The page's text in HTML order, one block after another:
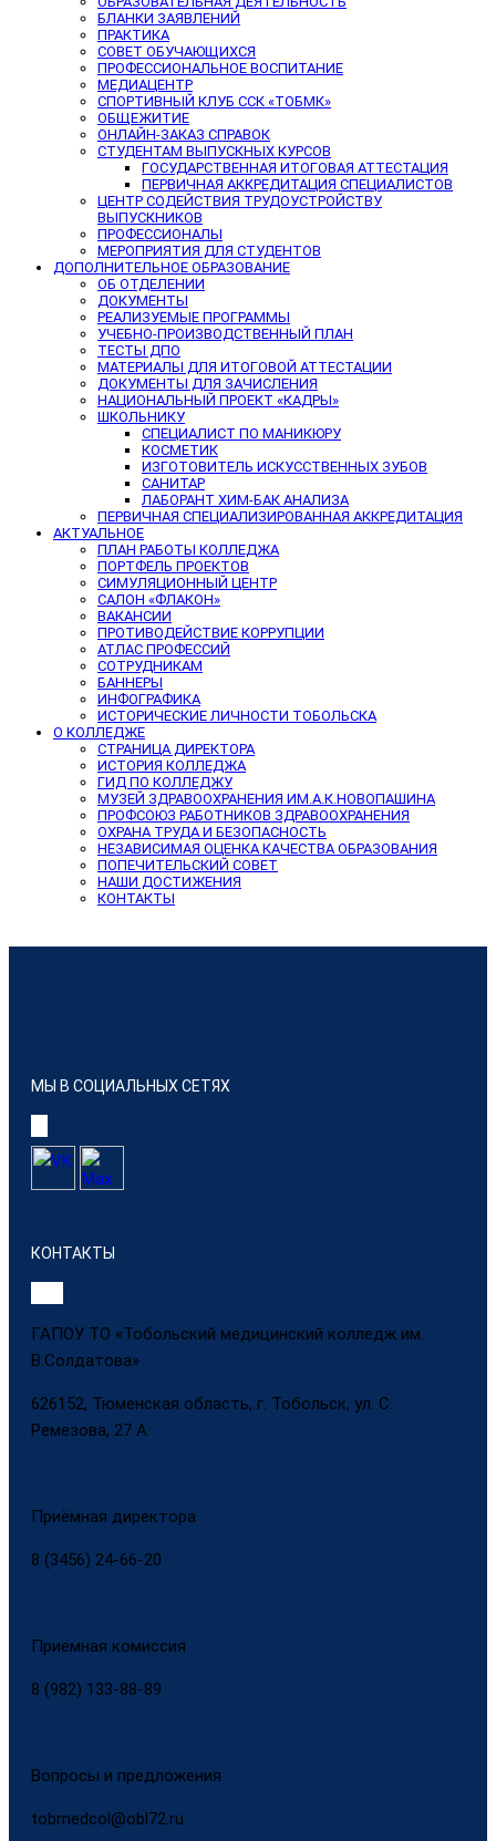
БЛАНКИ ЗАЯВЛЕНИЙ
ПРАКТИКА
СОВЕТ ОБУЧАЮЩИХСЯ
ПРОФЕССИОНАЛЬНОЕ ВОСПИТАНИЕ
МЕДИАЦЕНТР
СПОРТИВНЫЙ КЛУБ ССК «ТОБМК»
ОБЩЕЖИТИЕ
ОНЛАЙН-ЗАКАЗ СПРАВОК
СТУДЕНТАМ ВЫПУСКНЫХ КУРСОВ
ГОСУДАРСТВЕННАЯ ИТОГОВАЯ АТТЕСТАЦИЯ
ПЕРВИЧНАЯ АККРЕДИТАЦИЯ СПЕЦИАЛИСТОВ
ЦЕНТР СОДЕЙСТВИЯ ТРУДОУСТРОЙСТВУ
ВЫПУСКНИКОВ
ПРОФЕССИОНАЛЫ
МЕРОПРИЯТИЯ ДЛЯ СТУДЕНТОВ
ДОПОЛНИТЕЛЬНОЕ ОБРАЗОВАНИЕ
ОБ ОТДЕЛЕНИИ
ДОКУМЕНТЫ
РЕАЛИЗУЕМЫЕ ПРОГРАММЫ
УЧЕБНО-ПРОИЗВОДСТВЕННЫЙ ПЛАН
ТЕСТЫ ДПО
МАТЕРИАЛЫ ДЛЯ ИТОГОВОЙ АТТЕСТАЦИИ
ДОКУМЕНТЫ ДЛЯ ЗАЧИСЛЕНИЯ
НАЦИОНАЛЬНЫЙ ПРОЕКТ «КАДРЫ»
ШКОЛЬНИКУ
СПЕЦИАЛИСТ ПО МАНИКЮРУ
КОСМЕТИК
ИЗГОТОВИТЕЛЬ ИСКУССТВЕННЫХ ЗУБОВ
САНИТАР
ЛАБОРАНТ ХИМ-БАК АНАЛИЗА
ПЕРВИЧНАЯ СПЕЦИАЛИЗИРОВАННАЯ АККРЕДИТАЦИЯ
АКТУАЛЬНОЕ
ПЛАН РАБОТЫ КОЛЛЕДЖА
ПОРТФЕЛЬ ПРОЕКТОВ
СИМУЛЯЦИОННЫЙ ЦЕНТР
САЛОН «ФЛАКОН»
ВАКАНСИИ
ПРОТИВОДЕЙСТВИЕ КОРРУПЦИИ
АТЛАС ПРОФЕССИЙ
СОТРУДНИКАМ
БАННЕРЫ
ИНФОГРАФИКА
ИСТОРИЧЕСКИЕ ЛИЧНОСТИ ТОБОЛЬСКА
О КОЛЛЕДЖЕ
СТРАНИЦА ДИРЕКТОРА
ИСТОРИЯ КОЛЛЕДЖА
ГИД ПО КОЛЛЕДЖУ
МУЗЕЙ ЗДРАВООХРАНЕНИЯ ИМ.А.К.НОВОПАШИНА
ПРОФСОЮЗ РАБОТНИКОВ ЗДРАВООХРАНЕНИЯ
ОХРАНА ТРУДА И БЕЗОПАСНОСТЬ
НЕЗАВИСИМАЯ ОЦЕНКА КАЧЕСТВА ОБРАЗОВАНИЯ
ПОПЕЧИТЕЛЬСКИЙ СОВЕТ
НАШИ ДОСТИЖЕНИЯ
КОНТАКТЫ
МЫ В СОЦИАЛЬНЫХ СЕТЯХ
КОНТАКТЫ
ГАПОУ ТО «Тобольский медицинский колледж им.
В.Солдатова»
626152, Тюменская область, г. Тобольск, ул. С.
Ремезова, 27 А
Приёмная директора
8 (3456) 24-66-20
Приёмная комиссия
8 (982) 133-88-89
Вопросы и предложения
tobmedcol@obl72.ru